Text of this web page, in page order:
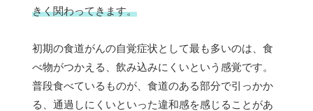
きく関わってきます。
初期の食道がんの自覚症状として最も多いのは、食
べ物がつかえる、飲み込みにくいという感覚です。
普段食べているものが、食道のある部分で引っかか
る、通過しにくいといった違和感を感じることがあ